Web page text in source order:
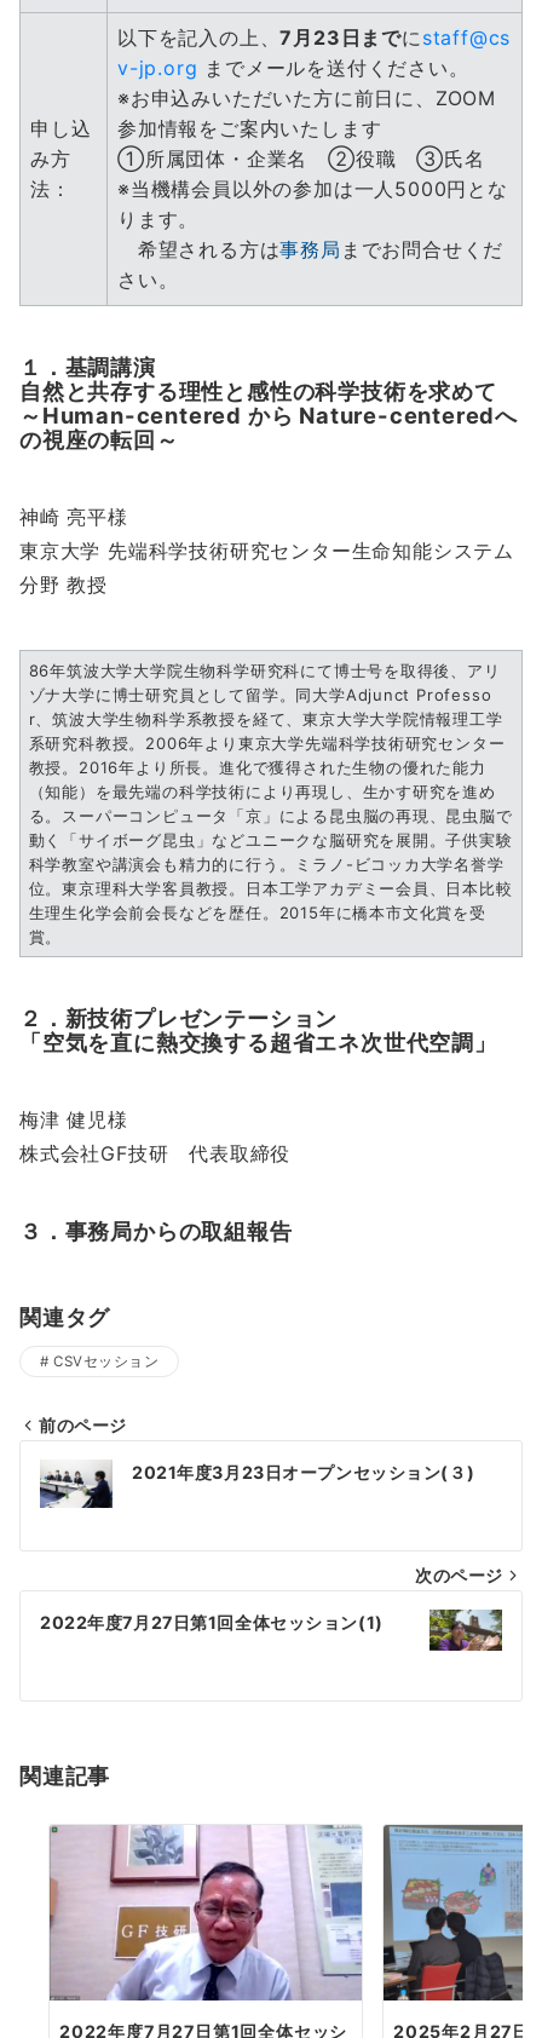
申し込
み方
法：
以下を記入の上、7月23日までに staff@cs
v-jp.org までメールを送付ください。
※お申込みいただいた方に前日に、ZOOM
参加情報をご案内いたします
①所属団体・企業名 ②役職 ③氏名
※当機構会員以外の参加は一人5000円とな
ります。
希望される方は事務局 までお問合せくだ
さい。
１．基調講演
自然と共存する理性と感性の科学技術を求めて
～Human-centered から Nature-centeredへ
の視座の転回～
神崎 亮平様
東京大学 先端科学技術研究センター生命知能システム
分野 教授
86年筑波大学大学院生物科学研究科にて博士号を取得後、アリ
ゾナ大学に博士研究員として留学。同大学Adjunct Professo
r、筑波大学生物科学系教授を経て、東京大学大学院情報理工学
系研究科教授。2006年より東京大学先端科学技術研究センター
教授。2016年より所長。進化で獲得された生物の優れた能力
（知能）を最先端の科学技術により再現し、生かす研究を進め
る。スーパーコンピュータ「京」による昆虫脳の再現、昆虫脳で
動く「サイボーグ昆虫」などユニークな脳研究を展開。子供実験
科学教室や講演会も精力的に行う。ミラノ-ビコッカ大学名誉学
位。東京理科大学客員教授。日本工学アカデミー会員、日本比較
生理生化学会前会長などを歴任。2015年に橋本市文化賞を受
賞。
２．新技術プレゼンテーション
「空気を直に熱交換する超省エネ次世代空調」
梅津 健児様
株式会社GF技研 代表取締役
３．事務局からの取組報告
関連タグ
CSVセッション
投
稿
ビ
ゲ
シ
ン
前のページ
2021年度3月23日オープンセッション(３)
次のページ
2022年度7月27日第1回全体セッション(1)
関連記事
2022年度7月27日第1回全体セッシ 2025年2月27日